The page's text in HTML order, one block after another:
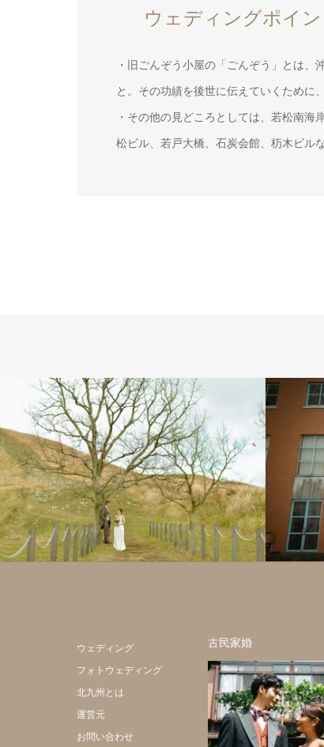
ウェディングポイ
・旧ごんぞう小屋の「ごんぞう」とは、
と。その功績を後世に伝えていくために
・その他の見どころとしては、若松南海
松ビル、若戸大橋、石炭会館、杤木ビル
フォトウェディング 全てのギャラリー フ
ウェディング
フォトウェディング
北九州とは
運営元
お問い合わせ
古民家婚